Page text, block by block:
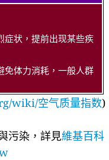
症状，提前出现某些疾
免体力消耗，一般人群
wiki/空气质量指数)
污染，詳見維基百科